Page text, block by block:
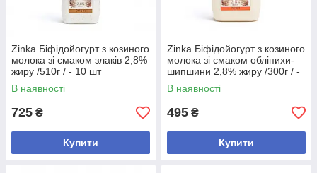
Zinka Біфідойогурт з козиного
молока зі смаком злаків 2,8%
жиру /510г / - 10 шт
В наявності
725 ₴
Купити
Zinka Біфідойогурт з козиного
молока зі смаком обліпихи-
шипшини 2,8% жиру /300г / -
10 шт
В наявності
495 ₴
Купити